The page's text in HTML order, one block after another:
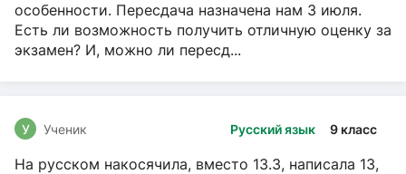
особенности. Пересдача назначена нам 3 июля.
Есть ли возможность получить отличную оценку за
экзамен? И, можно ли пересд...
Русский язык 9 класс
У Ученик
На русском накосячила, вместо 13.3, написала 13,